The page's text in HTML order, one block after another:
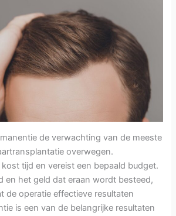
de verwachting van de meeste
overwegen.
tijd en vereist een bepaald budget.
en het geld dat eraan wordt besteed,
de operatie effectieve resultaten
is een van de belangrijke resultaten